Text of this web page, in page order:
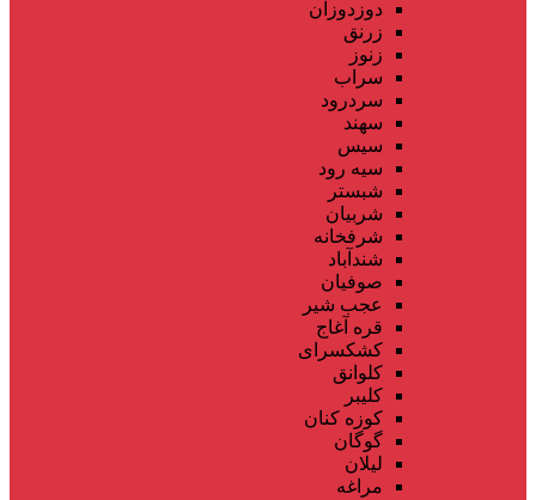
دوزدوزان
زرنق
زنوز
سراب
سردرود
سهند
سیس
سیه رود
شبستر
شربیان
شرفخانه
شندآباد
صوفیان
عجب شیر
قره آغاج
کشکسرای
کلوانق
کلیبر
کوزه کنان
گوگان
لیلان
مراغه